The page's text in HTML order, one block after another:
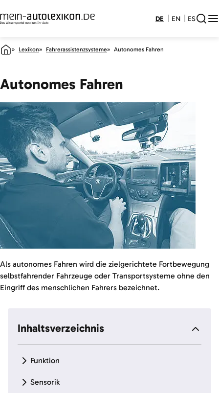
DE EN ES
Lexikon Fahrerassistenzsysteme Autonomes Fahren
Autonomes Fahren
Als autonomes Fahren wird die zielgerichtete Fortbewegung
selbstfahrender Fahrzeuge oder Transportsysteme ohne den
Eingriff des menschlichen Fahrers bezeichnet.
Inhaltsverzeichnis
Funktion
Sensorik